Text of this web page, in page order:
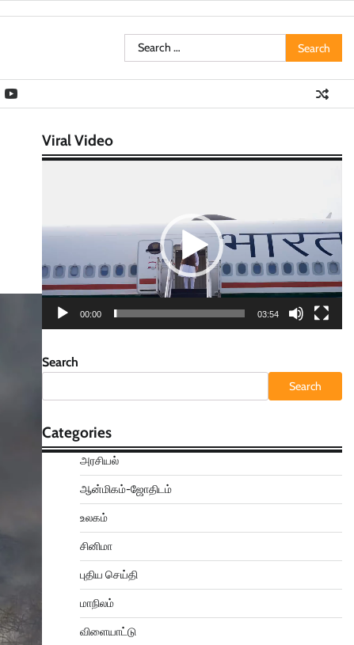
Search
for:
Viral Video
00:00 03:54
Search
Search
Categories
அரசியல்
ஆன்மிகம்-ஜோதிடம்
உலகம்
சினிமா
புதிய செய்தி
மாநிலம்
விளையாட்டு